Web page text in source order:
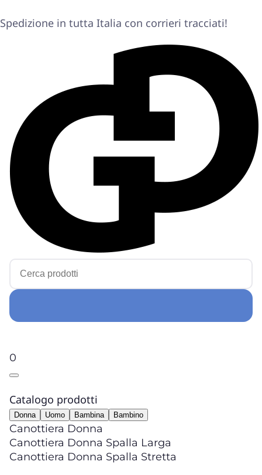
Spedizione in tutta Italia con corrieri tracciati!
0
Catalogo prodotti
Donna Uomo Bambina Bambino
Canottiera Donna
Canottiera Donna Spalla Larga
Canottiera Donna Spalla Stretta